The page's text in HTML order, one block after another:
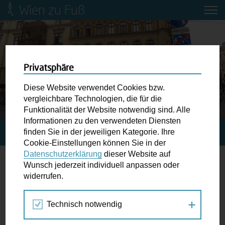
Wien zu Fuß
Mobilitätsbildung für Kinder und
Jugendliche
Ringstraße-Neugestaltung
Wiener Fußwegekarte
Newsletter abonnieren
Wunschbox
der Ampel ...
STARTSEITE BLOG EVELYNS BLICK AUF WIEN
Evelyns Blick auf Wien
27.06.2021
Allgemein
Barrierefreiheit Wien zu Fuß
Privatsphäre
Diese Website verwendet Cookies bzw.
vergleichbare Technologien, die für die
Funktionalität der Website notwendig sind. Alle
Informationen zu den verwendeten Diensten
finden Sie in der jeweiligen Kategorie. Ihre
Cookie-Einstellungen können Sie in der
Datenschutzerklärung dieser Website auf
Wunsch jederzeit individuell anpassen oder
widerrufen.
Technisch notwendig